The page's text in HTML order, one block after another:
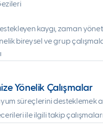
kaygı, zaman
bireysel ve grup
Yönelik Çalışmalar
süreçlerini desteklemek
ile ilgili takip